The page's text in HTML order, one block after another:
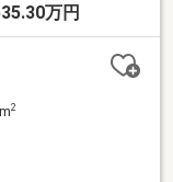
万円
2